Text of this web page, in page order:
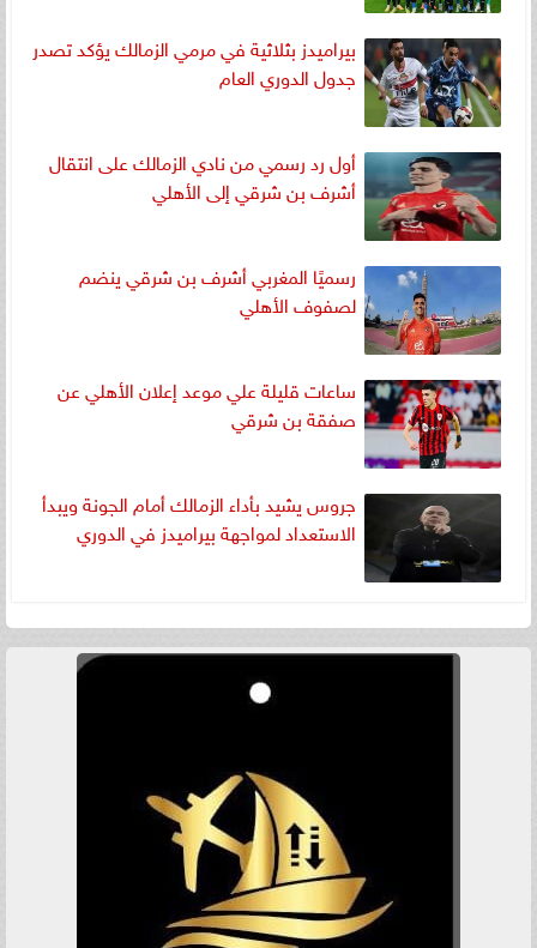
بيراميدز بثلاثية في مرمي الزمالك يؤكد تصدر
جدول الدوري العام
أول رد رسمي من نادي الزمالك على انتقال
أشرف بن شرقي إلى الأهلي
رسميًا المغربي أشرف بن شرقي ينضم
لصفوف الأهلي
ساعات قليلة علي موعد إعلان الأهلي عن
صفقة بن شرقي
جروس يشيد بأداء الزمالك أمام الجونة ويبدأ
الاستعداد لمواجهة بيراميدز في الدوري